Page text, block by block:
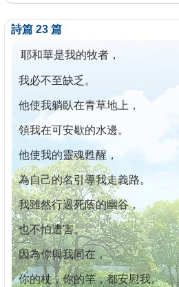
詩篇 23 篇
耶和華是我的牧者，
我必不至缺乏。
他使我躺臥在青草地上，
領我在可安歇的水邊。
他使我的靈魂甦醒，
為自己的名引導我走義路。
我雖然行過死蔭的幽谷，
也不怕遭害。
因為你與我同在，
你的杖，你的竿，都安慰我。
迄今已篩檢出1700位乳癌患者,提